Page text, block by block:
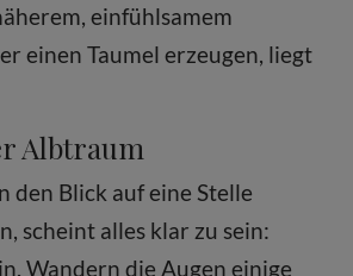
einfühlsamem
einen Taumel erzeugen, liegt
Albtraum
den Blick auf eine Stelle
scheint alles klar zu sein:
Wandern die Augen einige